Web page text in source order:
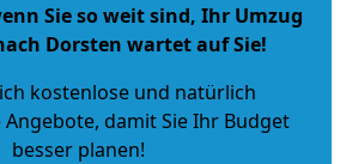
Sie so weit sind, Ihr Umzug
Dorsten wartet auf Sie!
kostenlose und natürlich
, damit Sie Ihr Budget
besser planen!